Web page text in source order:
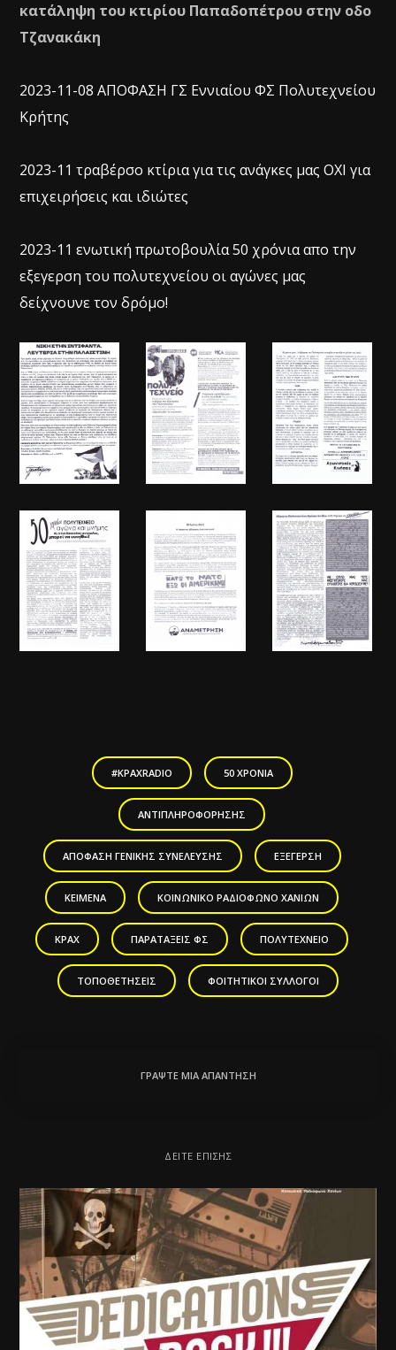
κατάληψη του κτιρίου Παπαδοπέτρου στην οδο
Τζανακάκη
2023-11-08 ΑΠΟΦΑΣΗ ΓΣ Εννιαίου ΦΣ Πολυτεχνείου
Κρήτης
2023-11 τραβέρσο κτίρια για τις ανάγκες μας ΟΧΙ για
επιχειρήσεις και ιδιώτες
2023-11 ενωτική πρωτοβουλία 50 χρόνια απο την
εξεγερση του πολυτεχνείου οι αγώνες μας
δείχνουνε τον δρόμο!
#KPAXRADIO 50 ΧΡΌΝΙΑ
ΑΝΤΙΠΛΗΡΟΦΌΡΗΣΗΣ
ΑΠΌΦΑΣΗ ΓΕΝΙΚΉΣ ΣΥΝΈΛΕΥΣΗΣ ΕΞΈΓΕΡΣΗ
ΚΕΊΜΕΝΑ ΚΟΙΝΩΝΙΚΌ ΡΑΔΙΌΦΩΝΟ ΧΑΝΊΩΝ
ΚΡΑΧ ΠΑΡΑΤΆΞΕΙΣ ΦΣ ΠΟΛΥΤΕΧΝΕΊΟ
ΤΟΠΟΘΕΤΉΣΕΙΣ ΦΟΙΤΗΤΙΚΟΊ ΣΎΛΛΟΓΟΙ
ΓΡΆΨΤΕ ΜΙΑ ΑΠΆΝΤΗΣΗ
ΔΕΊΤΕ ΕΠΊΣΗΣ